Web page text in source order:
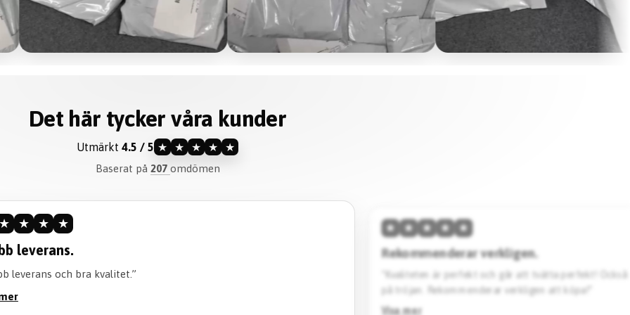
Det här tycker våra kunder
Utmärkt 4.5 / 5 ★ ★ ★ ★ ★
Baserat på 207 omdömen
★ ★ ★ ★
verkligen.
är perfekt och går att tvätta perfekt! Också en bra tid att vänta
Rekommenderar verkligen att köpa!”
★ ★ ★ ★ ★
Hög kvalitet & skön passform.
“Den här tröjan imponerar med sin höga kvalitet och
Designen är stilren. Jag köpte en svart Barcelona
Rekommenderar starkt.”